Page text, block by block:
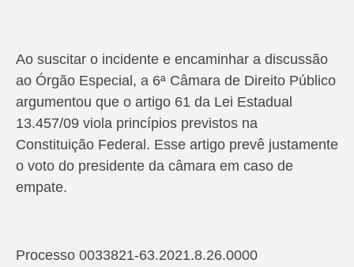
Ao suscitar o incidente e encaminhar a discussão
ao Órgão Especial, a 6ª Câmara de Direito Público
argumentou que o artigo 61 da Lei Estadual
13.457/09 viola princípios previstos na
Constituição Federal. Esse artigo prevê justamente
o voto do presidente da câmara em caso de
empate.
Processo 0033821-63.2021.8.26.0000